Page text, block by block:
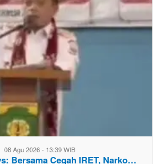
08 Agu 2026 - 13:39 WIB
Bersama Cegah IRET, Narko…